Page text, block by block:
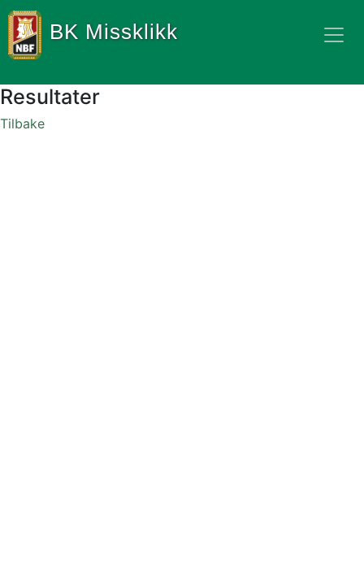
BK Missklikk
Resultater
Tilbake